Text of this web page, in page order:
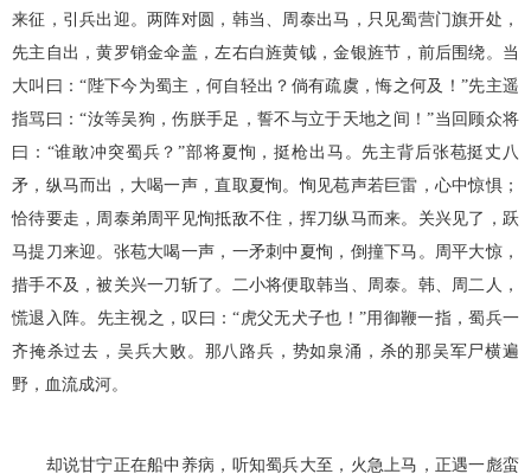
来征，引兵出迎。两阵对圆，韩当、周泰出马，只见蜀营门旗开处，
先主自出，黄罗销金伞盖，左右白旌黄钺，金银旌节，前后围绕。当
大叫曰：“陛下今为蜀主，何自轻出？倘有疏虞，悔之何及！”先主遥
指骂曰：“汝等吴狗，伤朕手足，誓不与立于天地之间！”当回顾众将
曰：“谁敢冲突蜀兵？”部将夏恂，挺枪出马。先主背后张苞挺丈八
矛，纵马而出，大喝一声，直取夏恂。恂见苞声若巨雷，心中惊惧；
恰待要走，周泰弟周平见恂抵敌不住，挥刀纵马而来。关兴见了，跃
马提刀来迎。张苞大喝一声，一矛刺中夏恂，倒撞下马。周平大惊，
措手不及，被关兴一刀斩了。二小将便取韩当、周泰。韩、周二人，
慌退入阵。先主视之，叹曰：“虎父无犬子也！”用御鞭一指，蜀兵一
齐掩杀过去，吴兵大败。那八路兵，势如泉涌，杀的那吴军尸横遍
野，血流成河。
却说甘宁正在船中养病，听知蜀兵大至，火急上马，正遇一彪蛮